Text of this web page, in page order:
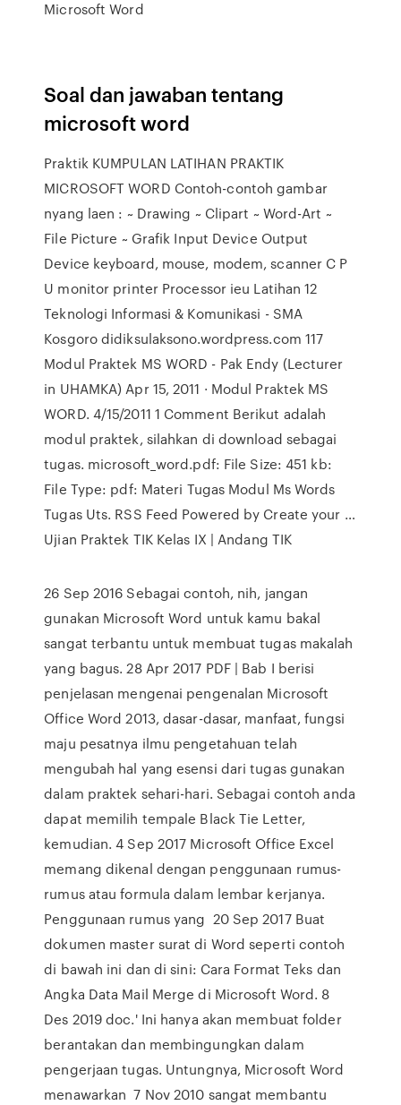
Microsoft Word
Soal dan jawaban tentang
microsoft word
Praktik KUMPULAN LATIHAN PRAKTIK
MICROSOFT WORD Contoh-contoh gambar
nyang laen : ~ Drawing ~ Clipart ~ Word-Art ~
File Picture ~ Grafik Input Device Output
Device keyboard, mouse, modem, scanner C P
U monitor printer Processor ieu Latihan 12
Teknologi Informasi & Komunikasi - SMA
Kosgoro didiksulaksono.wordpress.com 117
Modul Praktek MS WORD - Pak Endy (Lecturer
in UHAMKA) Apr 15, 2011 · Modul Praktek MS
WORD. 4/15/2011 1 Comment Berikut adalah
modul praktek, silahkan di download sebagai
tugas. microsoft_word.pdf: File Size: 451 kb:
File Type: pdf: Materi Tugas Modul Ms Words
Tugas Uts. RSS Feed Powered by Create your …
Ujian Praktek TIK Kelas IX | Andang TIK
26 Sep 2016 Sebagai contoh, nih, jangan
gunakan Microsoft Word untuk kamu bakal
sangat terbantu untuk membuat tugas makalah
yang bagus. 28 Apr 2017 PDF | Bab I berisi
penjelasan mengenai pengenalan Microsoft
Office Word 2013, dasar-dasar, manfaat, fungsi
maju pesatnya ilmu pengetahuan telah
mengubah hal yang esensi dari tugas gunakan
dalam praktek sehari-hari. Sebagai contoh anda
dapat memilih tempale Black Tie Letter,
kemudian. 4 Sep 2017 Microsoft Office Excel
memang dikenal dengan penggunaan rumus-
rumus atau formula dalam lembar kerjanya.
Penggunaan rumus yang 20 Sep 2017 Buat
dokumen master surat di Word seperti contoh
di bawah ini dan di sini: Cara Format Teks dan
Angka Data Mail Merge di Microsoft Word. 8
Des 2019 doc.' Ini hanya akan membuat folder
berantakan dan membingungkan dalam
pengerjaan tugas. Untungnya, Microsoft Word
menawarkan 7 Nov 2010 sangat membantu